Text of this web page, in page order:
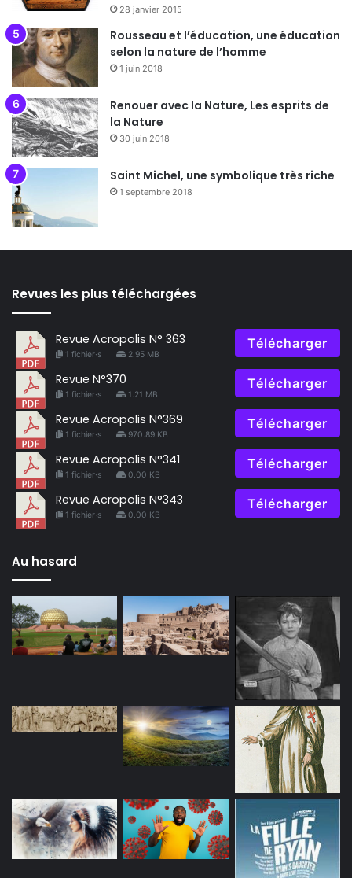
28 janvier 2015
Rousseau et l’éducation, une éducation
selon la nature de l’homme
1 juin 2018
Renouer avec la Nature, Les esprits de
la Nature
30 juin 2018
Saint Michel, une symbolique très riche
1 septembre 2018
Revues les plus téléchargées
Revue Acropolis N° 363
1 fichier·s 2.95 MB
Télécharger
Revue N°370
1 fichier·s 1.21 MB
Télécharger
Revue Acropolis N°369
1 fichier·s 970.89 KB
Télécharger
Revue Acropolis N°341
1 fichier·s 0.00 KB
Télécharger
Revue Acropolis N°343
1 fichier·s 0.00 KB
Télécharger
Au hasard